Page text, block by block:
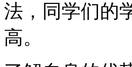
法，同学们的
高。